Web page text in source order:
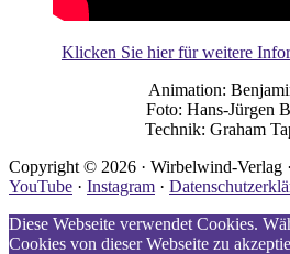
Klicken Sie hier für weitere
Animation:
Foto: Hans-Jürgen
Technik: Graham
Copyright © 2026 · Wirbelwind-Verlag ·
YouTube · Instagram ·
Diese Webseite verwendet Cookies.
Cookies von dieser Webseite zu